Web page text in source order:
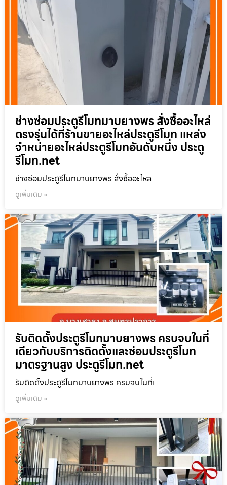
ช่างซ่อมประตูรีโมทมาบยางพร สั่งซื้ออะไหล่
ตรงรุ่นได้ที่ร้านขายอะไหล่ประตูรีโมท แหล่ง
จำหน่ายอะไหล่ประตูรีโมทอันดับหนึ่ง ประตู
รีโมท.net
ช่างซ่อมประตูรีโมทมาบยางพร สั่งซื้ออะไหล
ดูเพิ่มเติม »
รับติดตั้งประตูรีโมทมาบยางพร ครบจบในที่
เดียวกับบริการติดตั้งและซ่อมประตูรีโมท
มาตรฐานสูง ประตูรีโมท.net
รับติดตั้งประตูรีโมทมาบยางพร ครบจบในที่เ
ดูเพิ่มเติม »